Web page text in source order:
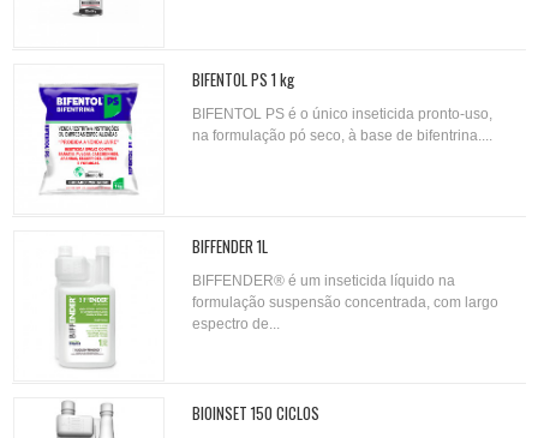
BIFENTOL PS 1 kg
BIFENTOL PS é o único inseticida pronto-uso,
na formulação pó seco, à base de bifentrina....
BIFFENDER 1L
BIFFENDER® é um inseticida líquido na
formulação suspensão concentrada, com largo
espectro de...
BIOINSET 150 CICLOS